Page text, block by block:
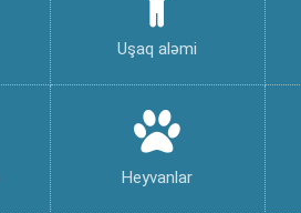
Uşaq aləmi
Heyvanlar